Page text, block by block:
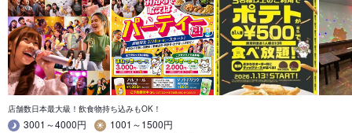
店舗数日本最大級！飲食物持ち込みもOK！
3001～4000円
1001～1500円